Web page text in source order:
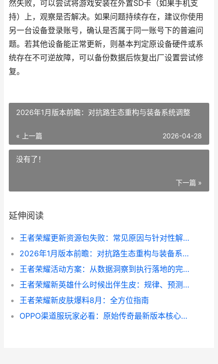
然失败，可以尝试将游戏安装在外置SD卡（如果手机支
持）上，观察是否解决。如果问题持续存在，建议你使用
另一台设备登录账号，确认是否属于同一账号下的普遍问
题。若其他设备能正常更新，则基本判定原设备硬件或系
统存在不可逆故障，可以备份数据后恢复出厂设置尝试修
复。
2026年1月版本前瞻：对抗路生态重构与装备系统调整
« 上一篇 2026-04-28
没有了！
下一篇 »
延伸阅读
王者荣耀更新资源包失败：常见原因与针对性解决步骤
2026年1月版本前瞻：对抗路生态重构与装备系统调整
王者荣耀活动方案：从数据洞察到执行落地的完整路径
王者荣耀新英雄什么时候出伴生皮：规律、预测与操作指南
王者荣耀新皮肤爆料8月：全方位指南
OPPO渠道服玩家必看：原始传奇最新版本核心变动分析